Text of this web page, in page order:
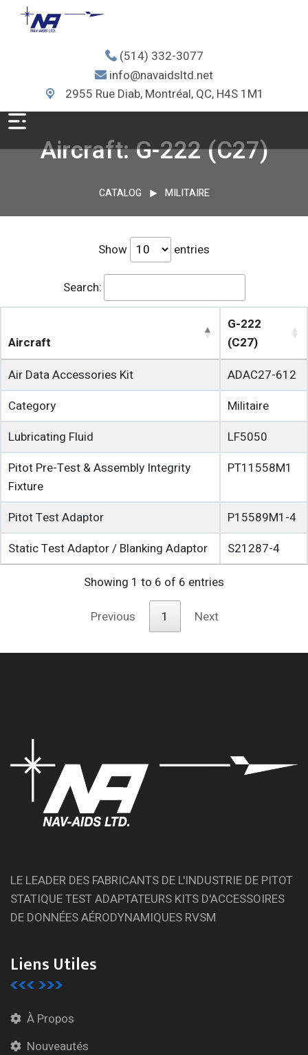
(514) 332-3077
info@navaidsltd.net
2955 Rue Diab, Montréal, QC, H4S 1M1
Aircraft: G-222 (C27)
CATALOG MILITAIRE
Show entries
Search:
Aircraft
G-222
(C27)
Air Data Accessories Kit
ADAC27-612
Category
Militaire
Lubricating Fluid
LF5050
Pitot Pre-Test & Assembly Integrity
Fixture
PT11558M1
Pitot Test Adaptor
P15589M1-4
Static Test Adaptor / Blanking Adaptor
S21287-4
Showing 1 to 6 of 6 entries
Previous
1 Next
LE LEADER DES FABRICANTS DE L'INDUSTRIE DE PITOT
STATIQUE TEST ADAPTATEURS KITS D'ACCESSOIRES
DE DONNÉES AÉRODYNAMIQUES RVSM
Liens Utiles
À Propos
Nouveautés